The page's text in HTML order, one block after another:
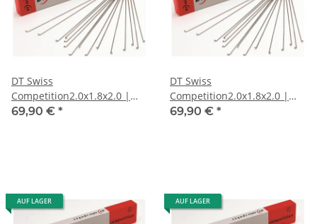
DT Swiss
Competition2.0x1.8x2.0 |
258mm, Kart.100 St, silber,
69,90 € *
DT Swiss
Competition2.0x1.8x2.0 |
262mm, Kart.100 St. silber,
69,90 € *
AUF LAGER AUF LAGER